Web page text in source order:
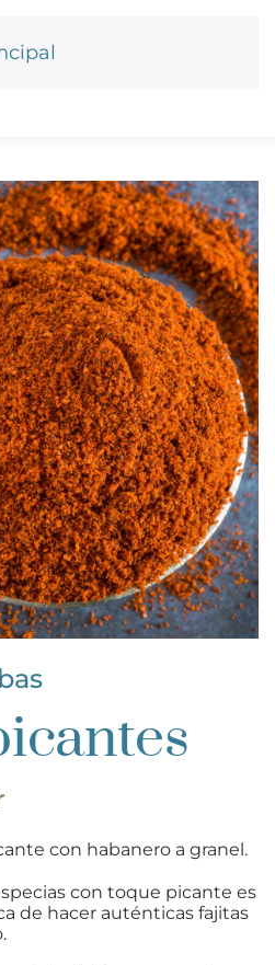
con habanero a granel.
con toque picante es
de hacer auténticas fajitas